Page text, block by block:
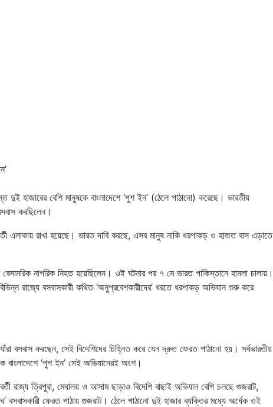
দুই হাজারের বেশি মানুষকে বাংলাদেশে ‘পুশ ইন’ (ঠেলে পাঠানো) করেছে। ভারতীয়
করছিলেন।
এলাকায় রাখা হয়েছে। ভারত দাবি করছে, এসব মানুষ নাকি ধরপাকড় ও হাজত বাস এড়াতে
নাগরিক নিহত হয়েছিলেন। ওই ঘটনার পর ৭ মে ভারত পাকিস্তানে হামলা চালায়।
রাজ্যে বসবাসকারী কথিত ‘অনুপ্রবেশকারীদের’ ধরতে ধরপাকড় অভিযান শুরু করে
যাঁরা বসবাস করছেন, সেই বিদেশিদের চিহ্নিত করে যেন দ্রুত ফেরত পাঠানো হয়। সর্বভারতীয়
বাংলাদেশে ‘পুশ ইন’ সেই অভিযানেরই অংশ।
রাজ্য ত্রিপুরা, মেঘালয় ও আসাম ছাড়াও বিদেশি বাছাই অভিযান বেশি চলছে গুজরাট,
বসবাসকারী ফেরত পাঠায় গুজরাট। ঠেলে পাঠানো দুই হাজার ব্যক্তির মধ্যে অর্ধেক ওই